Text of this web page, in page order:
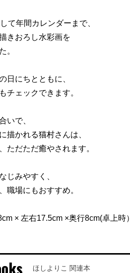
て年間カレンダーまで、
きおろし水彩画を
。
日にちとともに、
チェックできます。
いで、
描かれる猫村さんは、
ただただ癒やされます。
じみやすく、
職場にもおすすめ。
× 左右17.5cm ×奥行8cm(卓上時）
ほしよりこ 関連本